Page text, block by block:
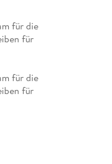
für die
für
für die
für